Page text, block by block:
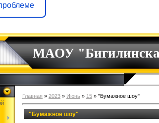
МАОУ
Главная » 2023 » Июнь » 15 » "Бумажное шоу"
"Бумажное шоу"